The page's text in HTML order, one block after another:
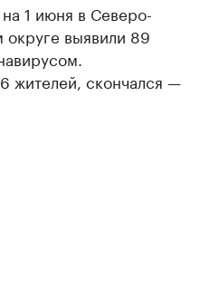
на 1 июня в Северо-
округе выявили 89
жителей, скончался —